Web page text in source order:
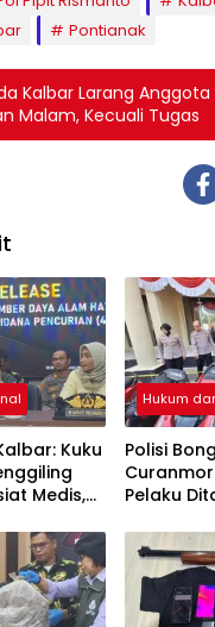
Pontianak
Kalbar Larang
Malam, Kecuali Tugas
Kuku
Medis,
Hukum
Polisi
Pelaku